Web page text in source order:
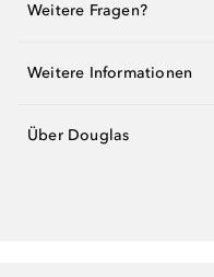
Weitere Fragen?
Weitere Informationen
Über Douglas